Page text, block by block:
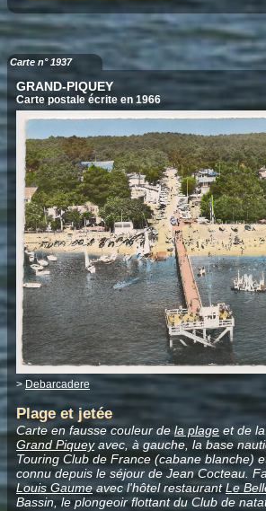
Carte n° 1937
GRAND-PIQUEY
Carte postale écrite en 1966
>Debarcadere
Plage et jetée
Carte en fausse couleur dela plage et de la
Grand Piqueyavec, à gauche, la base
Touring Club de France (cabane blanche)
connu depuis le séjour de Jean Cocteau.
Louis Gaumeavec l'hôtel restaurantLe
Bassin, le plongeoir flottant du Club de